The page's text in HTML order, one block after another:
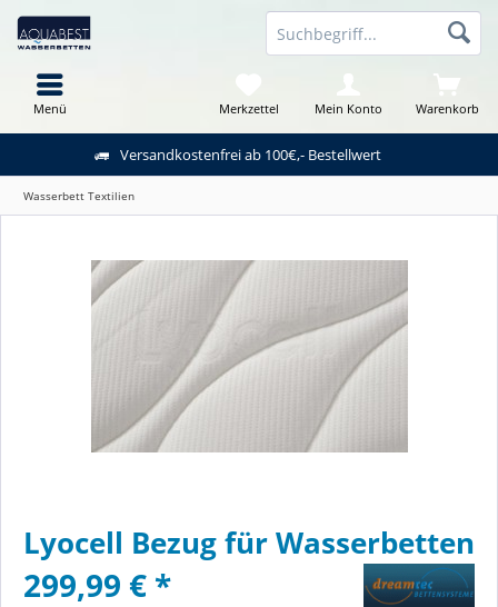
Versandkostenfrei ab 100€,- Bestellwert
Warenkorb
Merkzettel Mein Konto
Menü
Wasserbett Textilien
Lyocell Bezug für Wasserbetten
299,99 € *